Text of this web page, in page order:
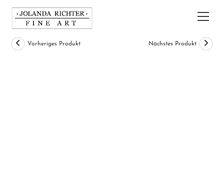
Inhalt
springen
Vorheriges Produkt Nächstes Produkt